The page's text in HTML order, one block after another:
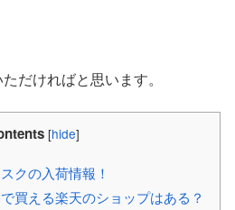
だければと思います。
[hide]
クの入荷情報！
買える楽天のショップはある？